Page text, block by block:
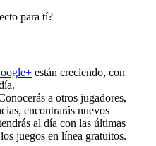
para tí?
están creciendo, con
a otros jugadores,
encontrarás nuevos
al día con las últimas
juegos en línea gratuitos.